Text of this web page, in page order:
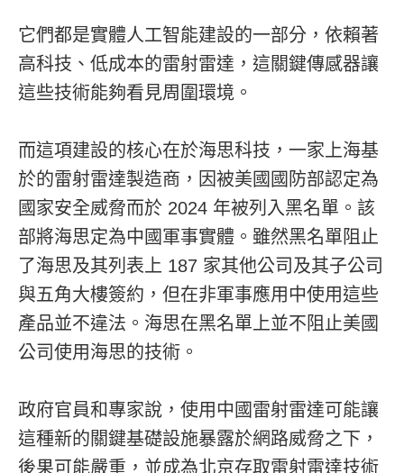
它們都是實體人工智能建設的一部分，依賴著
高科技、低成本的雷射雷達，這關鍵傳感器讓
這些技術能夠看見周圍環境。
而這項建設的核心在於海思科技，一家上海基
於的雷射雷達製造商，因被美國國防部認定為
國家安全威脅而於 2024 年被列入黑名單。該
部將海思定為中國軍事實體。雖然黑名單阻止
了海思及其列表上 187 家其他公司及其子公司
與五角大樓簽約，但在非軍事應用中使用這些
產品並不違法。海思在黑名單上並不阻止美國
公司使用海思的技術。
政府官員和專家說，使用中國雷射雷達可能讓
這種新的關鍵基礎設施暴露於網路威脅之下，
後果可能嚴重，並成為北京存取雷射雷達技術